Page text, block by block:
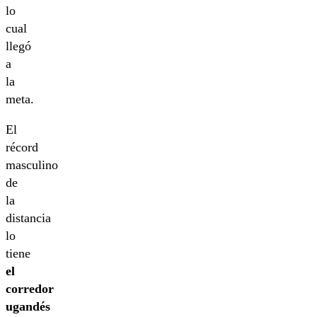
lo
cual
llegó
a
la
meta.
El
récord
masculino
de
la
distancia
lo
tiene
el
corredor
ugandés